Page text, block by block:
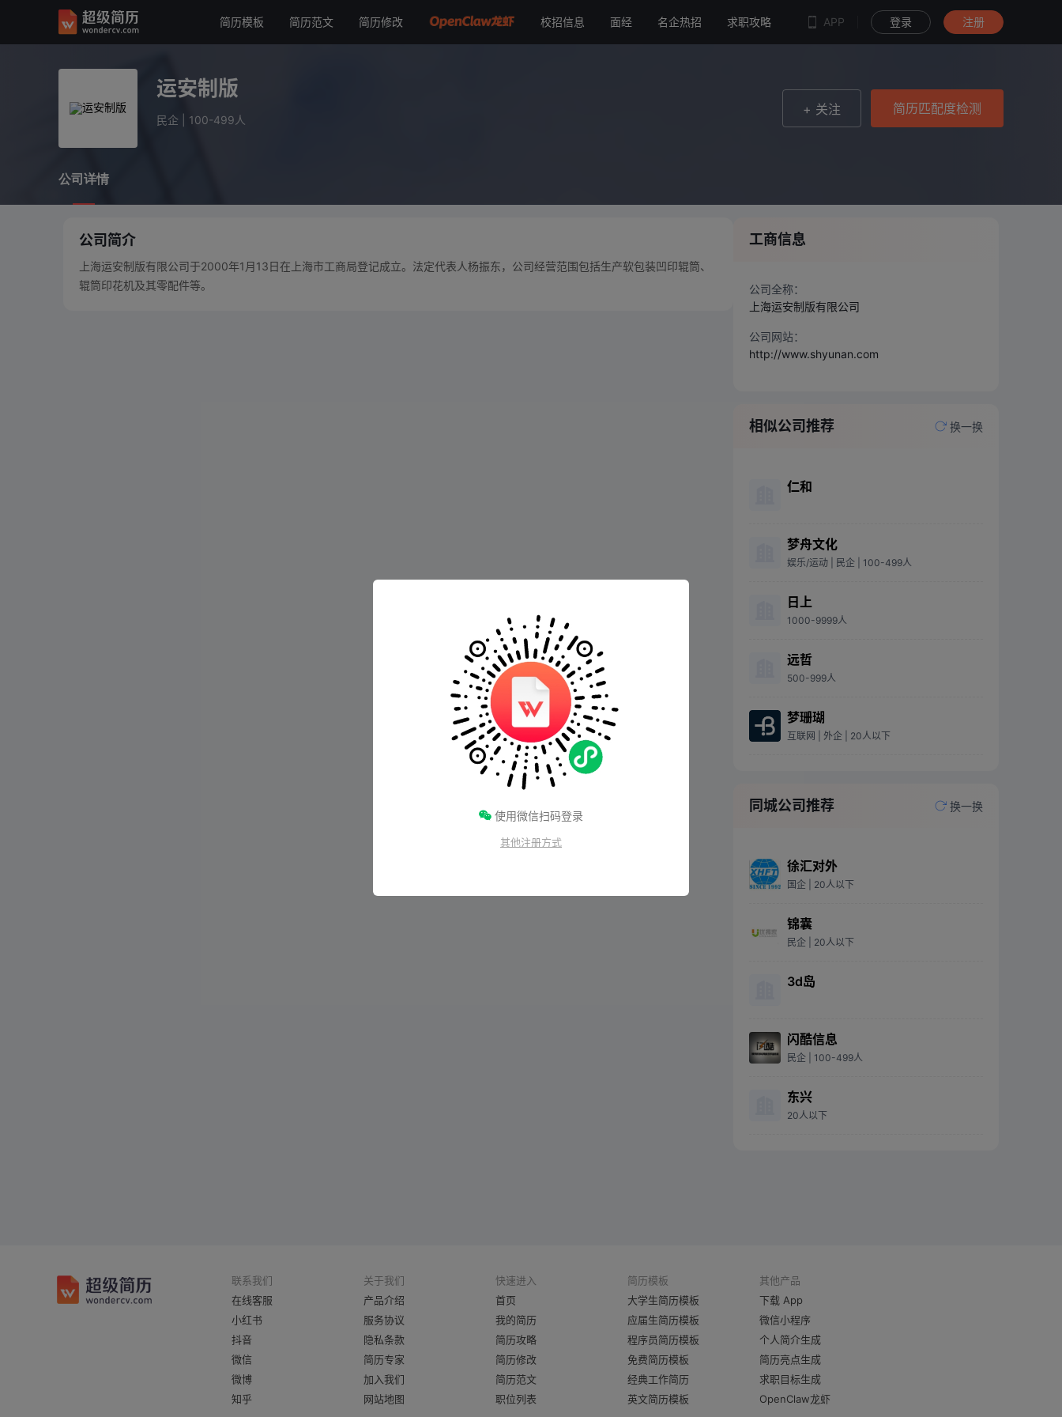
简历模板 简历范文 简历修改 校招信息 面经 名企热招 求职攻略 APP 登录 注册
运安制版
运安制版
民企 100-499人
+ 关注 简历匹配度检测
公司详情
公司简介
上海运安制版有限公司于2000年1月13日在上海市工商局登记成立。法定代表人杨振东，公司经营范围包括生产软包装凹印辊筒、
辊筒印花机及其零配件等。
工商信息
公司全称：
上海运安制版有限公司
公司网站：
http://www.shyunan.com
相似公司推荐 换一换
仁和
梦舟文化
娱乐/运动 | 民企 | 100-499人
日上
1000-9999人
远哲
500-999人
梦珊瑚
互联网 | 外企 | 20人以下
同城公司推荐 换一换
徐汇对外
国企 | 20人以下
锦囊
民企 | 20人以下
3d岛
闪酷信息
民企 | 100-499人
东兴
20人以下
使用微信扫码登录
其他注册方式
联系我们
在线客服
小红书
抖音
微信
微博
知乎
关于我们
产品介绍
服务协议
隐私条款
简历专家
加入我们
网站地图
快速进入
首页
我的简历
简历攻略
简历修改
简历范文
职位列表
简历模板
大学生简历模板
应届生简历模板
程序员简历模板
免费简历模板
经典工作简历
英文简历模板
其他产品
下载 App
微信小程序
个人简介生成
简历亮点生成
求职目标生成
OpenClaw龙虾